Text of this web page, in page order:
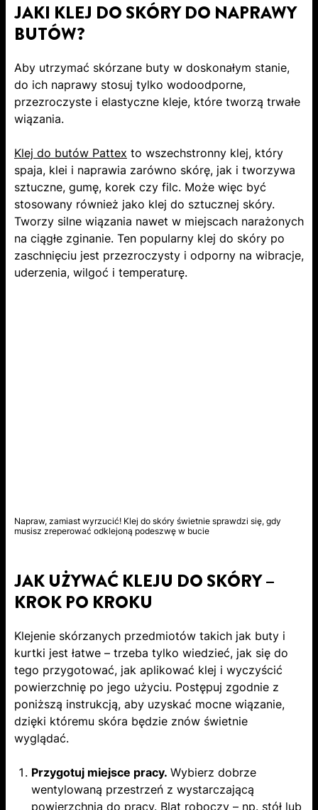
JAKI KLEJ DO SKÓRY DO NAPRAWY
BUTÓW?
Aby utrzymać skórzane buty w doskonałym stanie,
do ich naprawy stosuj tylko wodoodporne,
przezroczyste i elastyczne kleje, które tworzą trwałe
wiązania.
Klej do butów Pattex to wszechstronny klej, który
spaja, klei i naprawia zarówno skórę, jak i tworzywa
sztuczne, gumę, korek czy filc. Może więc być
stosowany również jako klej do sztucznej skóry.
Tworzy silne wiązania nawet w miejscach narażonych
na ciągłe zginanie. Ten popularny klej do skóry po
zaschnięciu jest przezroczysty i odporny na wibracje,
uderzenia, wilgoć i temperaturę.
Napraw, zamiast wyrzucić! Klej do skóry świetnie sprawdzi się, gdy
musisz zreperować odklejoną podeszwę w bucie
JAK UŻYWAĆ KLEJU DO SKÓRY –
KROK PO KROKU
Klejenie skórzanych przedmiotów takich jak buty i
kurtki jest łatwe – trzeba tylko wiedzieć, jak się do
tego przygotować, jak aplikować klej i wyczyścić
powierzchnię po jego użyciu. Postępuj zgodnie z
poniższą instrukcją, aby uzyskać mocne wiązanie,
dzięki któremu skóra będzie znów świetnie
wyglądać.
Przygotuj miejsce pracy. Wybierz dobrze
wentylowaną przestrzeń z wystarczającą
powierzchnią do pracy. Blat roboczy – np. stół lub